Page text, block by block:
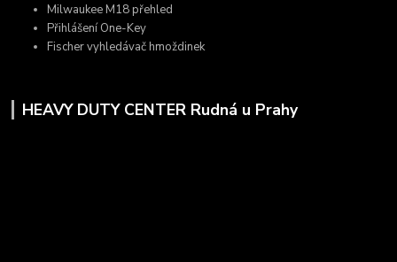
Milwaukee M18 přehled
Přihlášení One-Key
Fischer vyhledávač hmoždinek
HEAVY DUTY CENTER Rudná u Prahy